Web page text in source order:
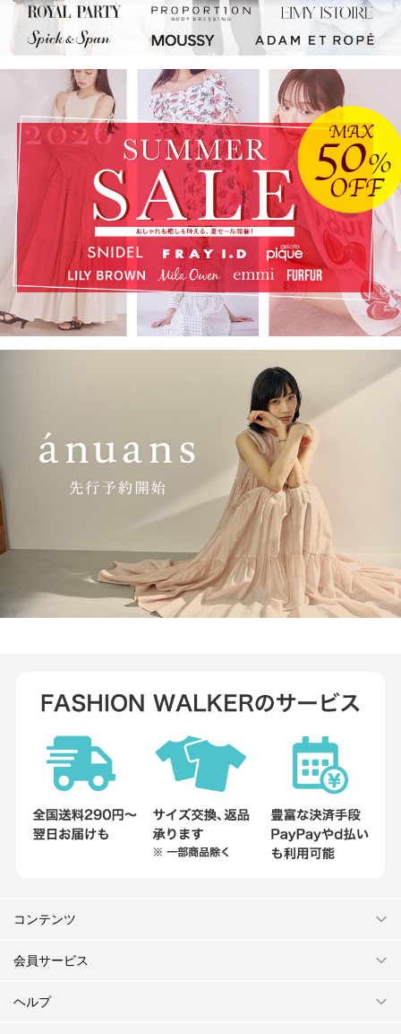
コンテンツ
会員サービス
ヘルプ